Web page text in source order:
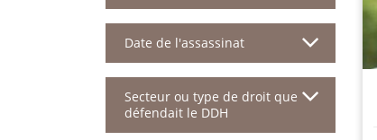
Date de l'assassinat
Secteur ou type de droit que
défendait le DDH